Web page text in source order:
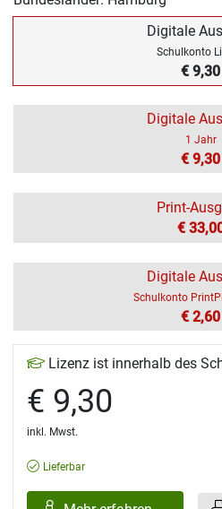
Digitale
Schulkonto
€ 9,30
Digitale
1 Jahr
€ 9,30
Print-
€
Digitale
Schulkonto
€ 2,60
Lizenz ist innerhalb des
€ 9,30
inkl. Mwst.
Lieferbar